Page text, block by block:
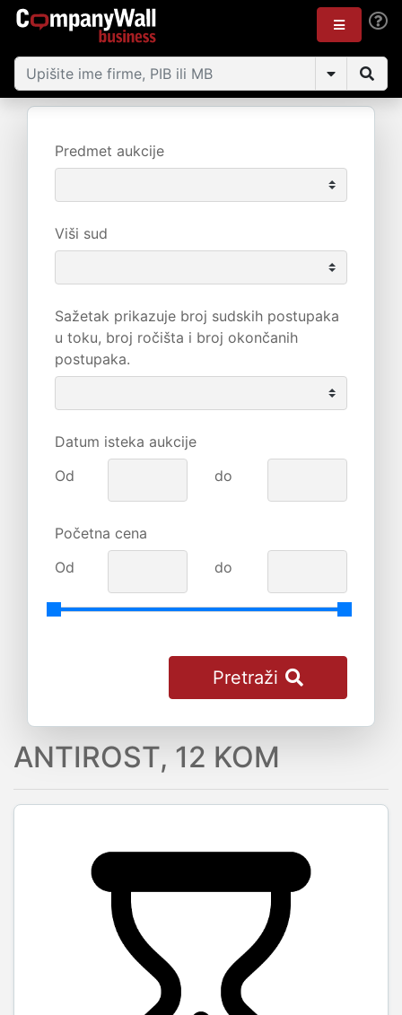
Predmet aukcije
Viši sud
Sažetak prikazuje broj sudskih postupaka
u toku, broj ročišta i broj okončanih
postupaka.
Datum isteka aukcije
Od
do
Početna cena
Od
do
Pretraži
ANTIROST, 12 KOM